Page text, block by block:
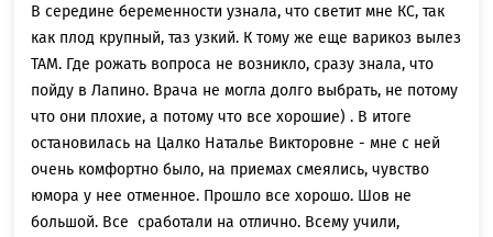
В середине беременности узнала, что светит мне КС, так
как плод крупный, таз узкий. К тому же еще варикоз вылез
ТАМ. Где рожать вопроса не возникло, сразу знала, что
пойду в Лапино. Врача не могла долго выбрать, не потому
что они плохие, а потому что все хорошие) . В итоге
остановилась на Цалко Наталье Викторовне - мне с ней
очень комфортно было, на приемах смеялись, чувство
юмора у нее отменное. Прошло все хорошо. Шов не
большой. Все сработали на отлично. Всему учили,